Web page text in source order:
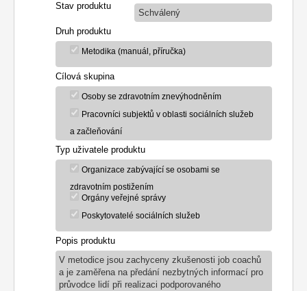
Stav produktu
Schválený
Druh produktu
Metodika (manuál, příručka)
Cílová skupina
Osoby se zdravotním znevýhodněním
Pracovníci subjektů v oblasti sociálních služeb
a začleňování
Typ uživatele produktu
Organizace zabývající se osobami se
zdravotním postižením
Orgány veřejné správy
Poskytovatelé sociálních služeb
Popis produktu
V metodice jsou zachyceny zkušenosti job coachů
a je zaměřena na předání nezbytných informací pro
průvodce lidí při realizaci podporovaného